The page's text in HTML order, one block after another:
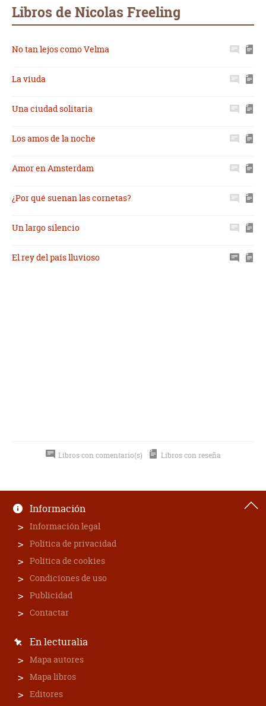
Libros de Nicolas Freeling
No tan lejos como Velma
La viuda
Una ciudad solitaria
Los amos de la noche
Amor en Amsterdam
¿Por qué suenan las cornetas?
Un largo silencio
El rey del país lluvioso
Libros con comentario(s) Libros con reseña
Información
Información legal
Política de privacidad
Política de cookies
Condiciones de uso
Publicidad
Contactar
En lecturalia
Mapa autores
Mapa libros
Editores